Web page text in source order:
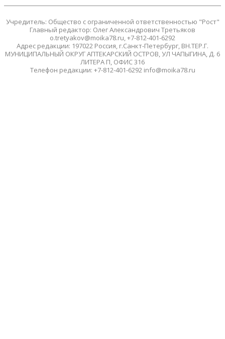
Учредитель: Общество с ограниченной ответственностью "Рост"
Главный редактор: Олег Александрович Третьяков
o.tretyakov@moika78.ru, +7-812-401-6292
Адрес редакции: 197022 Россия, г.Санкт-Петербург, ВН.ТЕР.Г.
МУНИЦИПАЛЬНЫЙ ОКРУГ АПТЕКАРСКИЙ ОСТРОВ, УЛ ЧАПЫГИНА, Д. 6
ЛИТЕРА П, ОФИС 316
Телефон редакции: +7-812-401-6292 info@moika78.ru